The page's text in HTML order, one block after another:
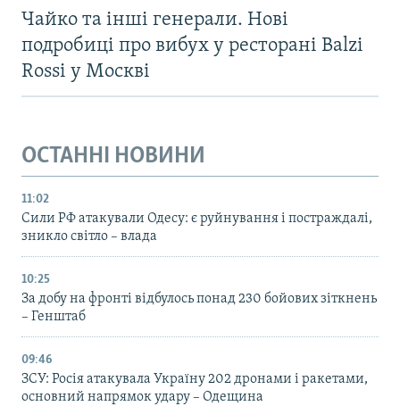
Чайко та інші генерали. Нові
подробиці про вибух у ресторані Balzi
Rossi у Москві
ОСТАННІ НОВИНИ
11:02
Сили РФ атакували Одесу: є руйнування і постраждалі,
зникло світло – влада
10:25
За добу на фронті відбулось понад 230 бойових зіткнень
– Генштаб
09:46
ЗСУ: Росія атакувала Україну 202 дронами і ракетами,
основний напрямок удару – Одещина